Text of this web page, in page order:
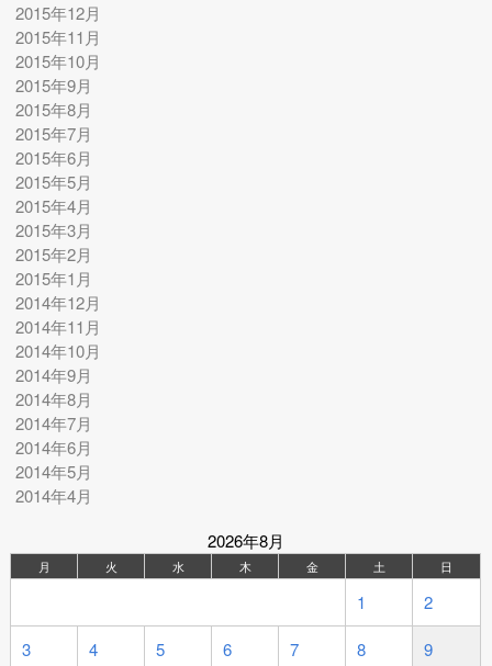
2015年12月
2015年11月
2015年10月
2015年9月
2015年8月
2015年7月
2015年6月
2015年5月
2015年4月
2015年3月
2015年2月
2015年1月
2014年12月
2014年11月
2014年10月
2014年9月
2014年8月
2014年7月
2014年6月
2014年5月
2014年4月
2026年8月
月 火 水 木 金 土 日
1 2
3 4 5 6 7 8 9